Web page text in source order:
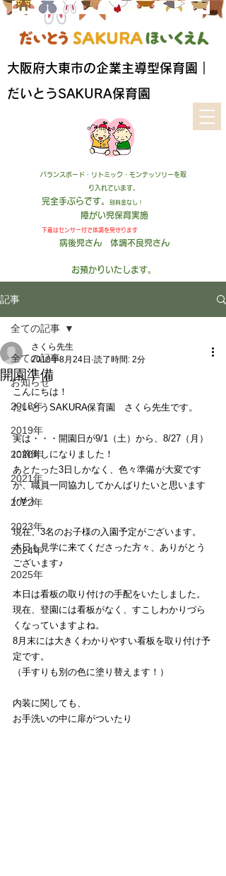
​大阪府大東市の企業主導型保育園｜
だいとうSAKURA保育園
バランスボード・リトミック・モンテッソリーを取
り入れています。
完全手ぶらです。 別料金なし！
障がい児保育実施
下着はセンサー付で体調を見守ります
病後児さん 体調不良児さん
お預かりいたします。
記事
全ての記事
お知らせ
2018年
2019年
2020年
2021年
2022年
2023年
2024年
2025年
全ての記事
開園準備
さくら先生
2018年8月24日 読了時間: 2分
こんにちは！
だいとうSAKURA保育園　さくら先生です。
実は・・・開園日が9/1（土）から、8/27（月）
に前倒しになりました！
あとたった3日しかなく、色々準備が大変です
が、職員一同協力してかんばりたいと思います
(･∀･)
現在、3名のお子様の入園予定がございます。
本日も見学に来てくださった方々、ありがとう
ございます♪
本日は看板の取り付けの手配をいたしました。
現在、登園には看板がなく、すこしわかりづら
くなっていますよね。
8月末には大きくわかりやすい看板を取り付け予
定です。
（手すりも別の色に塗り替えます！）
内装に関しても、
お手洗いの中に扉がついたり